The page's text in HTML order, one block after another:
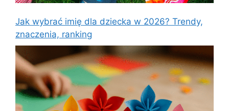
Jak wybrać imię dla dziecka w 2026? Trendy,
znaczenia, ranking